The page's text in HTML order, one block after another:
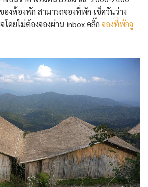
งห้องพัก สามารถจองที่พัก เช็ควันว่าง
โดยไม่ต้องจองผ่าน inbox คลิ๊ก จองที่พักจู